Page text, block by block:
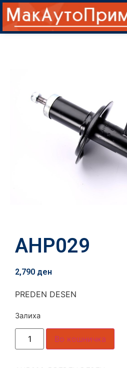
AHP029
2,790 ден
PREDEN DESEN
Залиха
Во кошничка